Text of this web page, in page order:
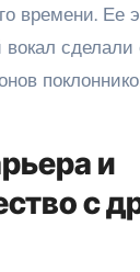
времени. Ее
сделали
и
с